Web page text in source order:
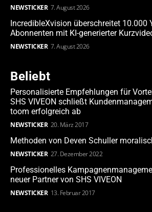
NEWSTICKER 7. August 2026
IncredibleXvision überschreitet 10.000
Abonnenten mit KI-generierter
NEWSTICKER 7. August 2026
Beliebt
Personalisierte Empfehlungen für
SHS VIVEON schließt
toom erfolgreich ab
NEWSTICKER 20. März 2017
Methoden von Deven Schuller
NEWSTICKER 27. Dezember 2022
Professionelles
neuer Partner von SHS VIVEON
NEWSTICKER 13. Februar 2017